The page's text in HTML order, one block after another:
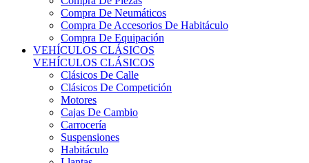
Compra De Neumáticos
Compra De Accesorios De Habitáculo
Compra De Equipación
VEHÍCULOS CLÁSICOS
VEHÍCULOS CLÁSICOS
Clásicos De Calle
Clásicos De Competición
Motores
Cajas De Cambio
Carrocería
Suspensiones
Habitáculo